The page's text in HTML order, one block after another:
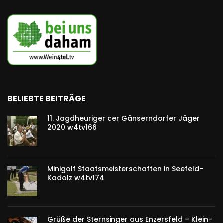
BELIEBTE BEITRÄGE
11. Jagdheuriger der Gänserndorfer Jäger
2020 w4tv166
Minigolf Staatsmeisterschaften in Seefeld-
Kadolz w4tv174
Grüße der Sternsinger aus Enzersfeld – Klein-